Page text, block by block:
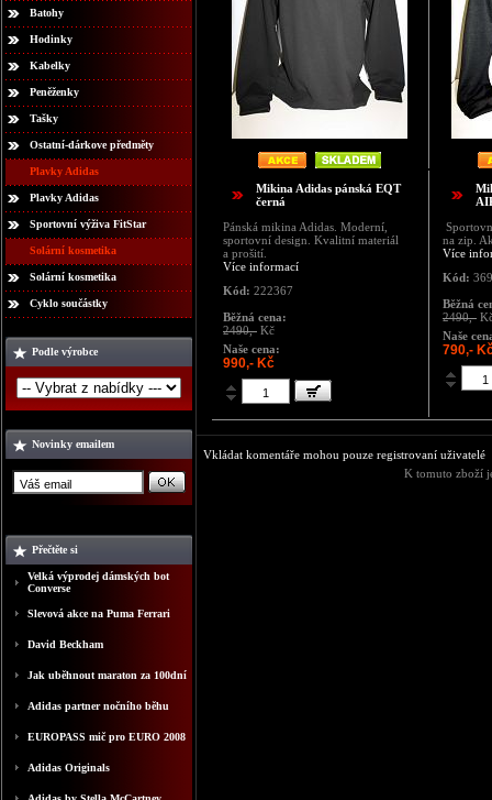
Batohy
Hodinky
Kabelky
Peněženky
Tašky
Ostatní-dárkove předměty
Plavky Adidas
Plavky Adidas
Sportovní výživa FitStar
Solární kosmetika
Solární kosmetika
Cyklo součástky
Podle výrobce
Novinky emailem
Přečtěte si
Velká výprodej dámských bot
Converse
Slevová akce na Puma Ferrari
David Beckham
Jak uběhnout maraton za 100dní
Adidas partner nočního běhu
EUROPASS mič pro EURO 2008
Adidas Originals
Mikina Adidas pánská EQT
černá
Pánská mikina Adidas. Moderní,
sportovní design. Kvalitní materiál
a prošití.
Více informací
Kód: 222367
Běžná cena:
2490,- Kč
Naše cena:
990,- Kč
na zip.
Více
Kód:
Běžná
2490,-
Naše
790,-
Vkládat komentáře mohou pouze registrovaní uživatelé
K tomuto zboží